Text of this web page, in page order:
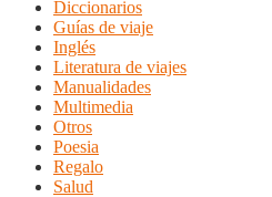
Diccionarios
Guías de viaje
Inglés
Literatura de viajes
Manualidades
Multimedia
Otros
Poesia
Regalo
Salud